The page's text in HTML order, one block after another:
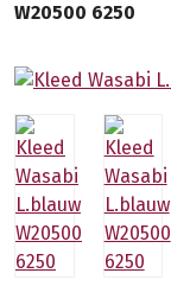
W20500 6250